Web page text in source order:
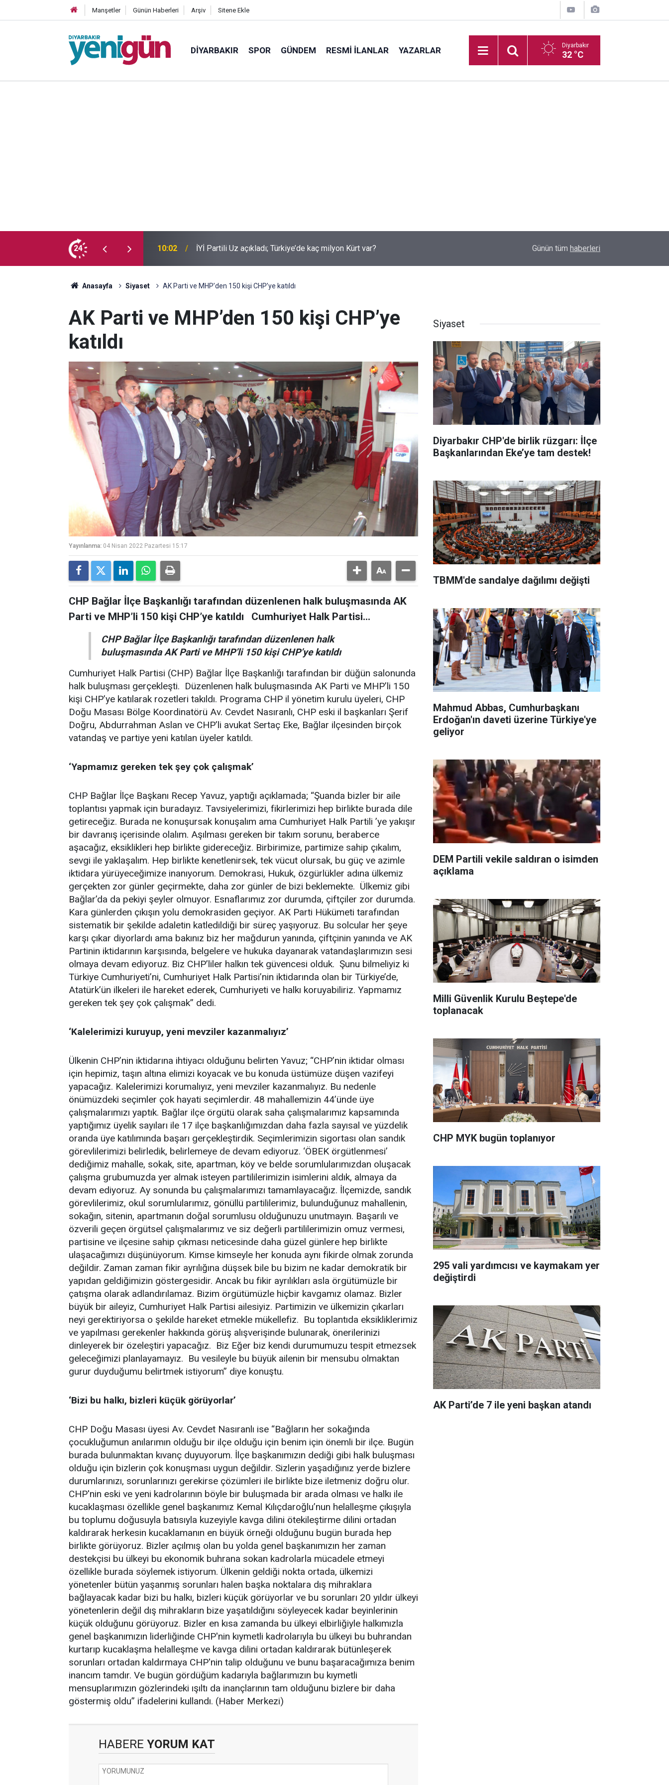
Manşetler Günün Haberleri Arşiv Sitene Ekle
DIYARBAKIR SPOR GÜNDEM RESMI İLANLAR YAZARLAR Diyarbakır
32 °C
24
milyon Kürt var? 09:54 Suça sürüklenen çocuklar için yeni düzenleme neleri kapsiyor? Amedspor’dan süper lig öncesi önemli hamle:
Günün tüm haberleri
Anasayfa Siyaset AK Parti ve MHP’den 150 kişi CHP’ye katıldı
AK Parti ve MHP’den 150 kişi CHP’ye
katıldı
Yayınlanma: 04 Nisan 2022 Pazartesi 15:17
CHP Bağlar İlçe Başkanlığı tarafından düzenlenen halk buluşmasında AK
Parti ve MHP’li 150 kişi CHP’ye katıldı Cumhuriyet Halk Partisi...
CHP Bağlar İlçe Başkanlığı tarafından düzenlenen halk
buluşmasında AK Parti ve MHP’li 150 kişi CHP’ye katıldı
Cumhuriyet Halk Partisi (CHP) Bağlar İlçe Başkanlığı tarafından bir düğün salonunda
halk buluşması gerçekleşti. Düzenlenen halk buluşmasında AK Parti ve MHP’li 150
kişi CHP’ye katılarak rozetleri takıldı. Programa CHP il yönetim kurulu üyeleri, CHP
Doğu Masası Bölge Koordinatörü Av. Cevdet Nasıranlı, CHP eski il başkanları Şerif
Doğru, Abdurrahman Aslan ve CHP’li avukat Sertaç Eke, Bağlar ilçesinden birçok
vatandaş ve partiye yeni katılan üyeler katıldı.
‘Yapmamız gereken tek şey çok çalışmak’
CHP Bağlar İlçe Başkanı Recep Yavuz, yaptığı açıklamada; “Şuanda bizler bir aile
toplantısı yapmak için buradayız. Tavsiyelerimizi, fikirlerimizi hep birlikte burada dile
getireceğiz. Burada ne konuşursak konuşalım ama Cumhuriyet Halk Partili ’ye yakışır
bir davranış içerisinde olalım. Aşılması gereken bir takım sorunu, beraberce
aşacağız, eksiklikleri hep birlikte gidereceğiz. Birbirimize, partimize sahip çıkalım,
sevgi ile yaklaşalım. Hep birlikte kenetlenirsek, tek vücut olursak, bu güç ve azimle
iktidara yürüyeceğimize inanıyorum. Demokrasi, Hukuk, özgürlükler adına ülkemiz
gerçekten zor günler geçirmekte, daha zor günler de bizi beklemekte. Ülkemiz gibi
Bağlar’da da pekiyi şeyler olmuyor. Esnaflarımız zor durumda, çiftçiler zor durumda.
Kara günlerden çıkışın yolu demokrasiden geçiyor. AK Parti Hükümeti tarafından
sistematik bir şekilde adaletin katledildiği bir süreç yaşıyoruz. Bu solcular her şeye
karşı çıkar diyorlardı ama bakınız biz her mağdurun yanında, çiftçinin yanında ve AK
Partinin iktidarının karşısında, belgelere ve hukuka dayanarak vatandaşlarımızın sesi
olmaya devam ediyoruz. Biz CHP’liler halkın tek güvencesi olduk. Şunu bilmeliyiz ki
Türkiye Cumhuriyeti’ni, Cumhuriyet Halk Partisi’nin iktidarında olan bir Türkiye’de,
Atatürk’ün ilkeleri ile hareket ederek, Cumhuriyeti ve halkı koruyabiliriz. Yapmamız
gereken tek şey çok çalışmak” dedi.
‘Kalelerimizi kuruyup, yeni mevziler kazanmalıyız’
Ülkenin CHP’nin iktidarına ihtiyacı olduğunu belirten Yavuz; “CHP’nin iktidar olması
için hepimiz, taşın altına elimizi koyacak ve bu konuda üstümüze düşen vazifeyi
yapacağız. Kalelerimizi korumalıyız, yeni mevziler kazanmalıyız. Bu nedenle
önümüzdeki seçimler çok hayati seçimlerdir. 48 mahallemizin 44’ünde üye
çalışmalarımızı yaptık. Bağlar ilçe örgütü olarak saha çalışmalarımız kapsamında
yaptığımız üyelik sayıları ile 17 ilçe başkanlığımızdan daha fazla sayısal ve yüzdelik
oranda üye katılımında başarı gerçekleştirdik. Seçimlerimizin sigortası olan sandık
görevlilerimizi belirledik, belirlemeye de devam ediyoruz. ‘ÖBEK örgütlenmesi’
dediğimiz mahalle, sokak, site, apartman, köy ve belde sorumlularımızdan oluşacak
çalışma grubumuzda yer almak isteyen partililerimizin isimlerini aldık, almaya da
devam ediyoruz. Ay sonunda bu çalışmalarımızı tamamlayacağız. İlçemizde, sandık
görevlilerimiz, okul sorumlularımız, gönüllü partililerimiz, bulunduğunuz mahallenin,
sokağın, sitenin, apartmanın doğal sorumlusu olduğunuzu unutmayın. Başarılı ve
özverili geçen örgütsel çalışmalarımız ve siz değerli partililerimizin omuz vermesi,
partisine ve ilçesine sahip çıkması neticesinde daha güzel günlere hep birlikte
ulaşacağımızı düşünüyorum. Kimse kimseyle her konuda aynı fikirde olmak zorunda
değildir. Zaman zaman fikir ayrılığına düşsek bile bu bizim ne kadar demokratik bir
yapıdan geldiğimizin göstergesidir. Ancak bu fikir ayrılıkları asla örgütümüzle bir
çatışma olarak adlandırılamaz. Bizim örgütümüzle hiçbir kavgamız olamaz. Bizler
büyük bir aileyiz, Cumhuriyet Halk Partisi ailesiyiz. Partimizin ve ülkemizin çıkarları
neyi gerektiriyorsa o şekilde hareket etmekle mükellefiz. Bu toplantıda eksikliklerimiz
ve yapılması gerekenler hakkında görüş alışverişinde bulunarak, önerilerinizi
dinleyerek bir özeleştiri yapacağız. Biz Eğer biz kendi durumumuzu tespit etmezsek
geleceğimizi planlayamayız. Bu vesileyle bu büyük ailenin bir mensubu olmaktan
gurur duyduğumu belirtmek istiyorum” diye konuştu.
‘Bizi bu halkı, bizleri küçük görüyorlar’
CHP Doğu Masası üyesi Av. Cevdet Nasıranlı ise “Bağların her sokağında
çocukluğumun anılarımın olduğu bir ilçe olduğu için benim için önemli bir ilçe. Bugün
burada bulunmaktan kıvanç duyuyorum. İlçe başkanımızın dediği gibi halk buluşması
olduğu için bizlerin çok konuşması uygun değildir. Sizlerin yaşadığınız yerde bizlere
durumlarınızı, sorunlarınızı gerekirse çözümleri ile birlikte bize iletmeniz doğru olur.
CHP'nin eski ve yeni kadrolarının böyle bir buluşmada bir arada olması ve halkı ile
kucaklaşması özellikle genel başkanımız Kemal Kılıçdaroğlu’nun helalleşme çıkışıyla
bu toplumu doğusuyla batısıyla kuzeyiyle kavga dilini ötekileştirme dilini ortadan
kaldırarak herkesin kucaklamanın en büyük örneği olduğunu bugün burada hep
birlikte görüyoruz. Bizler açılmış olan bu yolda genel başkanımızın her zaman
destekçisi bu ülkeyi bu ekonomik buhrana sokan kadrolarla mücadele etmeyi
özellikle burada söylemek istiyorum. Ülkenin geldiği nokta ortada, ülkemizi
yönetenler bütün yaşanmış sorunları halen başka noktalara dış mihraklara
bağlayacak kadar bizi bu halkı, bizleri küçük görüyorlar ve bu sorunları 20 yıldır ülkeyi
yönetenlerin değil dış mihrakların bize yaşatıldığını söyleyecek kadar beyinlerinin
küçük olduğunu görüyoruz. Bizler en kısa zamanda bu ülkeyi elbirliğiyle halkımızla
genel başkanımızın liderliğinde CHP'nin kıymetli kadrolarıyla bu ülkeyi bu buhrandan
kurtarıp kucaklaşma helalleşme ve kavga dilini ortadan kaldırarak bütünleşerek
sorunları ortadan kaldırmaya CHP'nin talip olduğunu ve bunu başaracağımıza benim
inancım tamdır. Ve bugün gördüğüm kadarıyla bağlarımızın bu kıymetli
mensuplarımızın gözlerindeki ışıltı da inançlarının tam olduğunu bizlere bir daha
göstermiş oldu” ifadelerini kullandı. (Haber Merkezi)
HABERE YORUM KAT
Siyaset
Diyarbakır CHP'de birlik rüzgarı: İlçe
Başkanlarından Eke’ye tam destek!
TBMM'de sandalye dağılımı değişti
Mahmud Abbas, Cumhurbaşkanı
Erdoğan'ın daveti üzerine Türkiye'ye
geliyor
DEM Partili vekile saldıran o isimden
açıklama
Milli Güvenlik Kurulu Beştepe'de
toplanacak
CHP MYK bugün toplanıyor
295 vali yardımcısı ve kaymakam yer
değiştirdi
AK Parti’de 7 ile yeni başkan atandı